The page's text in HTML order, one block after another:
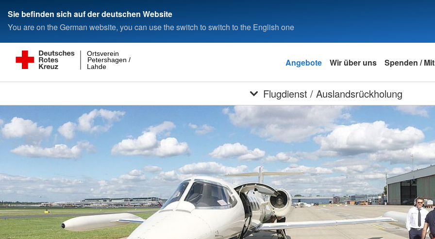
Sie befinden sich auf der deutschen Website
You are on the German website, you can use the switch to switch to the English one
Lahde
Petershagen /
Ortsverein
Angebote Wir über uns Spenden /
Flugdienst / Auslandsrückholung